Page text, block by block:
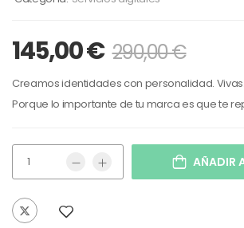
145,00€ 290,00€
Creamos identidades con personalidad.
Porque lo importante de tu marca es que te
AÑADIR